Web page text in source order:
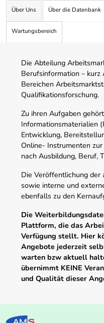
Über Uns Über die Datenbank
Wartungsbereich
Die Abteilung
Berufsinformation –
Bereichen
Qualifikationsforschung.
Zu ihren Aufgaben
Informationsmaterialien
Entwicklung,
Online- Instrumenten
nach Ausbildung, Beruf,
Die Veröffentlichung
sowie interne und
ebenfalls zu den
Die
Plattform, die das
Verfügung stellt. Hier
Angebote jederzeit
warten bzw aktuell
übernimmt KEINE
und Qualität dieser